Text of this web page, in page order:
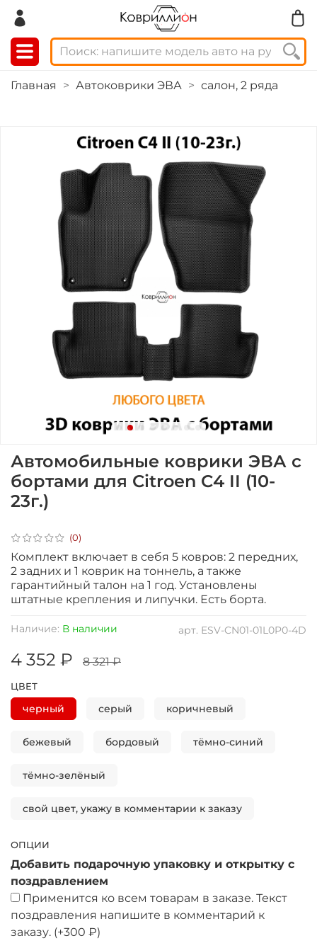
Главная Автоковрики ЭВА салон, 2 ряда
(0)
арт. ESV-CN01-01L0P0-4D
Наличие: В наличии
Автомобильные коврики ЭВА с
бортами для Citroen C4 II (10-
23г.)
4 352 ₽ 8 321 ₽
ЦВЕТ
черный серый коричневый
бежевый бордовый тёмно-синий
тёмно-зелёный
свой цвет, укажу в комментарии к заказу
ОПЦИИ
Добавить подарочную упаковку и открытку с
поздравлением
Применится ко всем товарам в заказе. Текст
поздравления напишите в комментарий к
заказу. (+300 ₽)
Комплект включает в себя 5 ковров: 2 передних,
2 задних и 1 коврик на тоннель, а также
гарантийный талон на 1 год. Установлены
штатные крепления и липучки. Есть борта.